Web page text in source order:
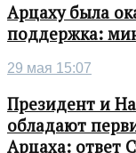
Арцаху была
поддержка:
29 мая 15:07
Президент и
обладают
Арцаха: ответ